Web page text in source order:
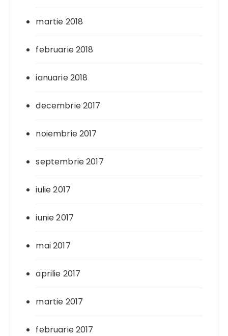
martie 2018
februarie 2018
ianuarie 2018
decembrie 2017
noiembrie 2017
septembrie 2017
iulie 2017
iunie 2017
mai 2017
aprilie 2017
martie 2017
februarie 2017